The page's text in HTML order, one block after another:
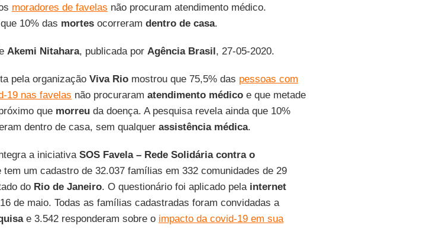
moradores de favelas não procuram atendimento médico.
10% das mortesocorreram dentro de casa.
Akemi Nitahara, publicada por Agência Brasil, 27-05-2020.
pela organização Viva Riomostrou que 75,5% das pessoas com
19 nas favelas não procuraram atendimento médicoe que metade
que morreuda doença. A pesquisa revela ainda que 10%
dentro de casa, sem qualquer assistência médica.
a iniciativa SOS Favela – Rede Solidária contra o
tem um cadastro de 32.037 famílias em 332 comunidades de 29
do Rio de Janeiro. O questionário foi aplicado pela internet
de maio. Todas as famílias cadastradas foram convidadas a
e 3.542 responderam sobre o impacto da covid-19 em sua